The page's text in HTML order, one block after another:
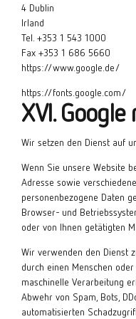
4 Dublin
Irland
Tel. +353 1 543 1000
Fax +353 1 686 5660
https://www.google.de/
https://fonts.google.com/
XVI. Google
Wir setzen den Dienst auf
Wenn Sie unsere Website
Adresse sowie
personenbezogene Daten
Browser- und
oder von Ihnen getätigten
Wir verwenden den Dienst
durch einen Menschen
maschinelle Verarbeitung
Abwehr von Spam, Bots,
automatisierten